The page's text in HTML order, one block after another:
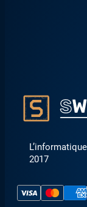
2017